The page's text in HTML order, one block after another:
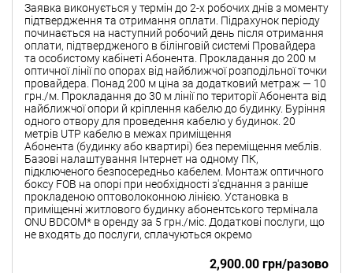
Заявка виконується у термін до 2-х робочих днів з моменту
підтвердження та отримання оплати. Підрахунок періоду
починається на наступний робочий день після отримання
оплати, підтвердженого в білінговій системі Провайдера
та особистому кабінеті Абонента. Прокладання до 200 м
оптичної лінії по опорах від найближчої розподільної точки
провайдера. Понад 200 м ціна за додатковий метраж — 10
грн./м. Прокладання до 30 м лінії по території Абонента від
найближчої опори й кріплення кабелю до будинку. Буріння
одного отвору для проведення кабелю у будинок. 20
метрів UTP кабелю в межах приміщення
Абонента (будинку або квартирі) без переміщення меблів.
Базові налаштування Інтернет на одному ПК,
підключеного безпосередньо кабелем. Монтаж оптичного
боксу FOB на опорі при необхідності з'єднання з раніше
прокладеною оптоволоконною лінією. Установка в
приміщенні житлового будинку абонентського термінала
ONU BDCOM* в оренду за 5 грн./міс. Додаткові послуги, що
не входять до послуги, сплачуються окремо
2,900.00 грн/разово